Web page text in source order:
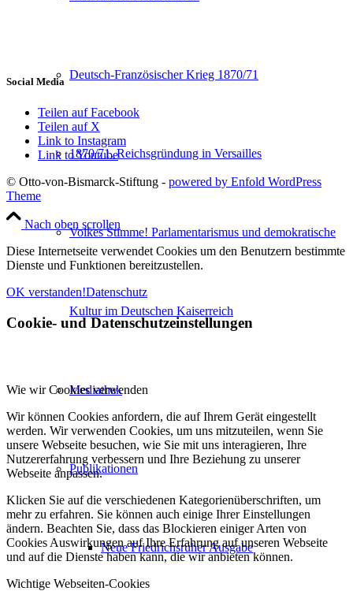
Deutsch-Französischer Krieg 1870/71
1870/71. Reichsgründung in Versailles
Volkes Stimme! Parlamentarismus und demokratische
Kultur im Deutschen Kaiserreich
Mediathek
Publikationen
Neue Friedrichsruher Ausgabe
Social Media
Teilen auf Facebook
Teilen auf X
Link to Instagram
Link to Youtube
© Otto-von-Bismarck-Stiftung - powered by Enfold WordPress
Theme
Nach oben scrollen
Diese Internetseite verwendet Cookies um den Benutzern bestimmte
Dienste und Funktionen bereitzustellen.
OK verstanden!Datenschutz
Cookie- und Datenschutzeinstellungen
Wie wir Cookies verwenden
Wir können Cookies anfordern, die auf Ihrem Gerät eingestellt
werden. Wir verwenden Cookies, um uns mitzuteilen, wenn Sie
unsere Webseite besuchen, wie Sie mit uns interagieren, Ihre
Nutzererfahrung verbessern und Ihre Beziehung zu unserer
Webseite anpassen.
Klicken Sie auf die verschiedenen Kategorienüberschriften, um
mehr zu erfahren. Sie können auch einige Ihrer Einstellungen
ändern. Beachten Sie, dass das Blockieren einiger Arten von
Cookies Auswirkungen auf Ihre Erfahrung auf unseren Webseite
und auf die Dienste haben kann, die wir anbieten können.
Wichtige Webseiten-Cookies